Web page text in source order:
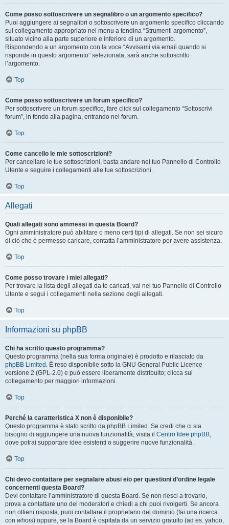
Come posso sottoscrivere un segnalibro o un argomento specifico?
Puoi aggiungere ai segnalibri o sottoscrivere un argomento specifico cliccando
sul collegamento appropriato nel menu a tendina “Strumenti argomento”,
situato vicino alla parte superiore e inferiore di un argomento.
Rispondendo a un argomento con la voce “Avvisami via email quando si
risponde in questo argomento” selezionata, sarà anche sottoscritto
l’argomento.
Top
Come posso sottoscrivere un forum specifico?
Per sottoscrivere un forum specifico, fare click sul collegamento “Sottoscrivi
forum”, in fondo alla pagina, entrando nel forum.
Top
Come cancello le mie sottoscrizioni?
Per cancellare le tue sottoscrizioni, basta andare nel tuo Pannello di Controllo
Utente e seguire i collegamenti alle tue sottoscrizioni.
Top
Allegati
Quali allegati sono ammessi in questa Board?
Ogni amministratore può abilitare o meno certi tipi di allegati. Se non sei sicuro
di ciò che è permesso caricare, contatta l’amministratore per avere assistenza.
Top
Come posso trovare i miei allegati?
Per trovare la lista degli allegati da te caricati, vai nel tuo Pannello di Controllo
Utente e segui i collegamenti nella sezione degli allegati.
Top
Informazioni su phpBB
Chi ha scritto questo programma?
Questo programma (nella sua forma originale) è prodotto e rilasciato da
phpBB Limited . È reso disponibile sotto la GNU General Public Licence
versione 2 (GPL-2.0) e può essere liberamente distribuito; clicca sul
collegamento per maggiori informazioni.
Top
Perché la caratteristica X non è disponibile?
Questo programma è stato scritto da phpBB Limited. Se credi che ci sia
bisogno di aggiungere una nuova funzionalità, visita il Centro Idee phpBB,
dove potrai supportare idee esistenti o suggerire nuove funzionalità.
Top
Chi devo contattare per segnalare abusi e/o per questioni d’ordine legale
concernenti questa Board?
Devi contattare l’amministratore di questa Board. Se non riesci a trovarlo,
prova a contattare uno dei moderatori e chiedi a chi puoi rivolgerti. Se ancora
non ottieni risposta, puoi contattare il proprietario del dominio (fai una ricerca
con whois) oppure, se la Board è ospitata da un servizio gratuito (ad es. yahoo,